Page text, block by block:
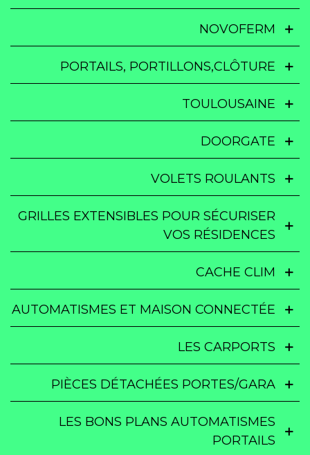
NOVOFERM
PORTAILS, PORTILLONS,CLÔTURE
TOULOUSAINE
DOORGATE
VOLETS ROULANTS
GRILLES EXTENSIBLES POUR SÉCURISER
VOS RÉSIDENCES
CACHE CLIM
AUTOMATISMES ET MAISON CONNECTÉE
LES CARPORTS
PIÈCES DÉTACHÉES PORTES/GARA
LES BONS PLANS AUTOMATISMES
PORTAILS